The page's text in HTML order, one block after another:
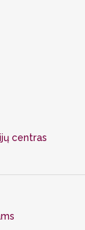
centras